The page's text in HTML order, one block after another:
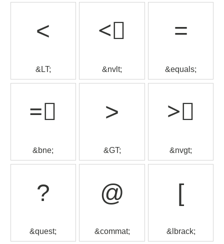
<
&LT;
<⃒
&nvlt;
=
&equals;
=⃥
&bne;
>
&GT;
>⃒
&nvgt;
?
&quest;
@
&commat;
[
&lbrack;